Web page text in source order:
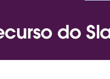
do